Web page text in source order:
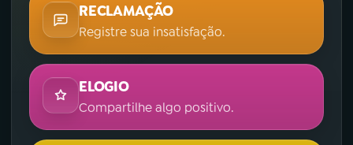
RECLAMAÇÃO
Registre sua insatisfação.
ELOGIO
Compartilhe algo positivo.